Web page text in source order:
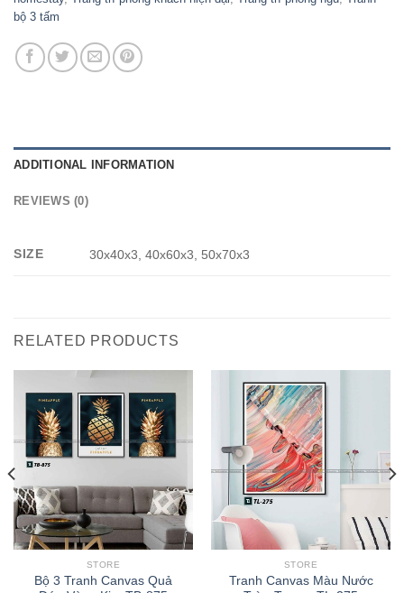
bộ 3 tấm
ADDITIONAL INFORMATION
REVIEWS (0)
SIZE 30x40x3, 40x60x3, 50x70x3
RELATED PRODUCTS
STORE
Bộ 3 Tranh Canvas Quả
STORE
Tranh Canvas Màu Nước